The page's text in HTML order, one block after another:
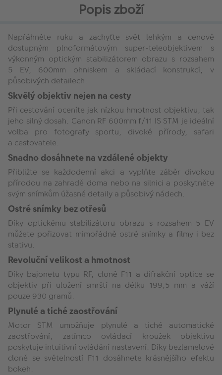
Popis zboží
Napřáhněte ruku a zachyťte svět lehkým a cenově
dostupným plnoformátovým super-teleobjektivem s
výkonným optickým stabilizátorem obrazu s rozsahem
5 EV, 600mm ohniskem a skládací konstrukcí, v
působivých detailech.
Skvělý objektiv nejen na cesty
Při cestování oceníte jak nízkou hmotnost objektivu, tak
jeho silný dosah. Canon RF 600mm f/11 IS STM je ideální
volba pro fotografy sportu, divoké přírody, safari
a cestovatele.
Snadno dosáhnete na vzdálené objekty
Přibližte se každodenní akci a vyplňte záběr divokou
přírodou na zahradě doma nebo na silnici a poskytněte
svým snímkům úžasné detaily a působivý nádech.
Ostré snímky bez otřesů
Díky optickému stabilizátoru obrazu s rozsahem 5 EV
můžete pořizovat mimořádně ostré snímky a filmy i bez
stativu.
Revoluční velikost a hmotnost
Díky bajonetu typu RF, cloně F11 a difrakční optice se
objektiv při uložení smrští na délku 199,5 mm a váží
pouze 930 gramů.
Plynulé a tiché zaostřování
Motor STM umožňuje plynulé a tiché automatické
zaostřování, zatímco ovládací kroužek objektivu
poskytuje intuitivní ovládání nastavení. Díky bezlamelové
cloně se světelností F11 dosáhnete krásnějšího efektu
bokeh.